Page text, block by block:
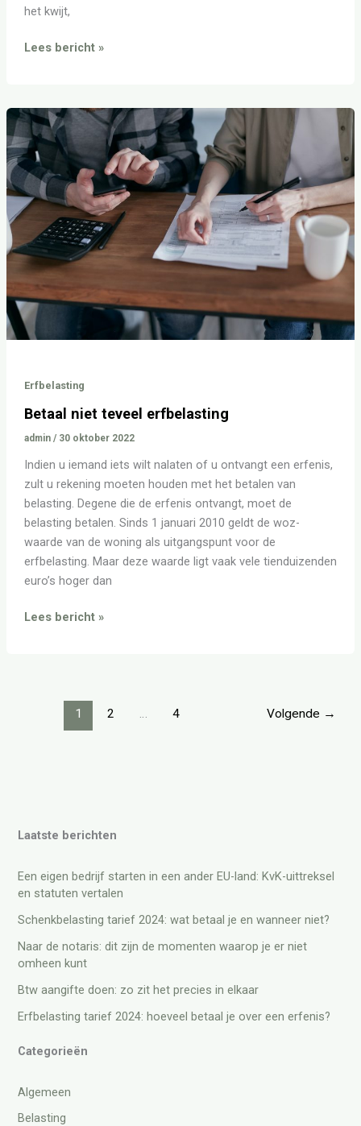
het kwijt,
Lees bericht »
Erfbelasting
Betaal niet teveel erfbelasting
admin / 30 oktober 2022
Indien u iemand iets wilt nalaten of u ontvangt een erfenis,
zult u rekening moeten houden met het betalen van
belasting. Degene die de erfenis ontvangt, moet de
belasting betalen. Sinds 1 januari 2010 geldt de woz-
waarde van de woning als uitgangspunt voor de
erfbelasting. Maar deze waarde ligt vaak vele tienduizenden
euro’s hoger dan
Betaal
niet
teveel
erfbelasting
Lees bericht »
1 2 … 4 Volgende →
Laatste berichten
Een eigen bedrijf starten in een ander EU-land: KvK-uittreksel
en statuten vertalen
Schenkbelasting tarief 2024: wat betaal je en wanneer niet?
Naar de notaris: dit zijn de momenten waarop je er niet
omheen kunt
Btw aangifte doen: zo zit het precies in elkaar
Erfbelasting tarief 2024: hoeveel betaal je over een erfenis?
Categorieën
Algemeen
Belasting